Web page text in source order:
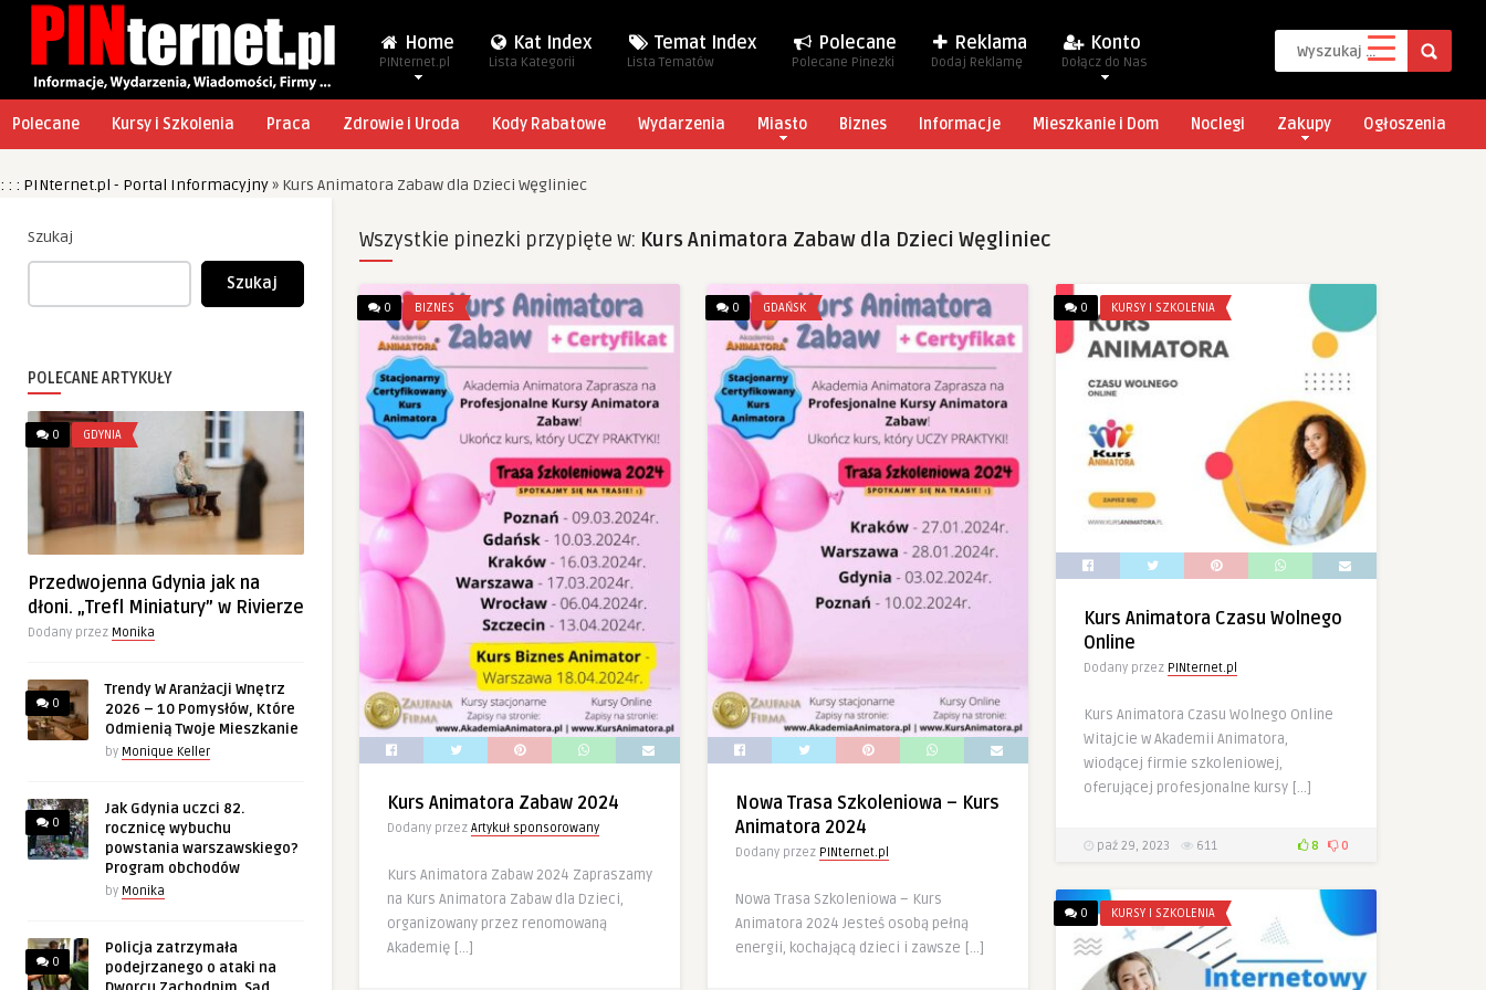
Home
PINternet.pl
Kat Index
Lista Kategorii
Temat Index
Lista Tematów
Polecane
Polecane Pinezki
Reklama
Dodaj Reklamę
Konto
Dołącz do Nas
Polecane Kursy i Szkolenia Praca Zdrowie i Uroda Kody Rabatowe Wydarzenia Miasto Biznes Informacje Mieszkanie i Dom Noclegi Zakupy Ogłoszenia
: : : PINternet.pl - Portal Informacyjny» Kurs Animatora Zabaw dla Dzieci Węgliniec
Szukaj
Szukaj
POLECANE ARTYKUŁY
0 GDYNIA
Przedwojenna Gdynia jak na
dłoni. „Trefl Miniatury” w Rivierze
Dodany przez Monika
0
Trendy W Aranżacji Wnętrz
2026 – 10 Pomysłów, Które
Odmienią Twoje Mieszkanie
by Monique Keller
0
Jak Gdynia uczci 82.
rocznicę wybuchu
powstania warszawskiego?
Program obchodów
by Monika
0
Policja zatrzymała
podejrzanego o ataki na
Wszystkie pinezki przypięte w: Kurs Animatora Zabaw dla Dzieci Węgliniec
0 BIZNES
Kurs Animatora Zabaw 2024
Dodany przez Artykuł sponsorowany
Kurs Animatora Zabaw 2024 Zapraszamy
na Kurs Animatora Zabaw dla Dzieci,
organizowany przez renomowaną
Akademię […]
0 GDAŃSK
Nowa Trasa Szkoleniowa – Kurs
Animatora 2024
Dodany przez PINternet.pl
Nowa Trasa Szkoleniowa – Kurs
Animatora 2024 Jesteś osobą pełną
energii, kochającą dzieci i zawsze […]
0 KURSY I SZKOLENIA
Kurs Animatora Czasu Wolnego
Online
Dodany przez PINternet.pl
Kurs Animatora Czasu Wolnego Online
Witajcie w Akademii Animatora,
wiodącej firmie szkoleniowej,
oferującej profesjonalne kursy […]
paź 29, 2023 611 8 0
0 KURSY I SZKOLENIA